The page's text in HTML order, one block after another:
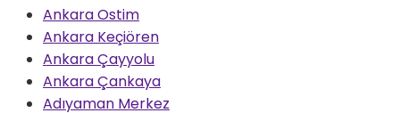
Ankara Ostim
Ankara Keçiören
Ankara Çayyolu
Ankara Çankaya
Adıyaman Merkez